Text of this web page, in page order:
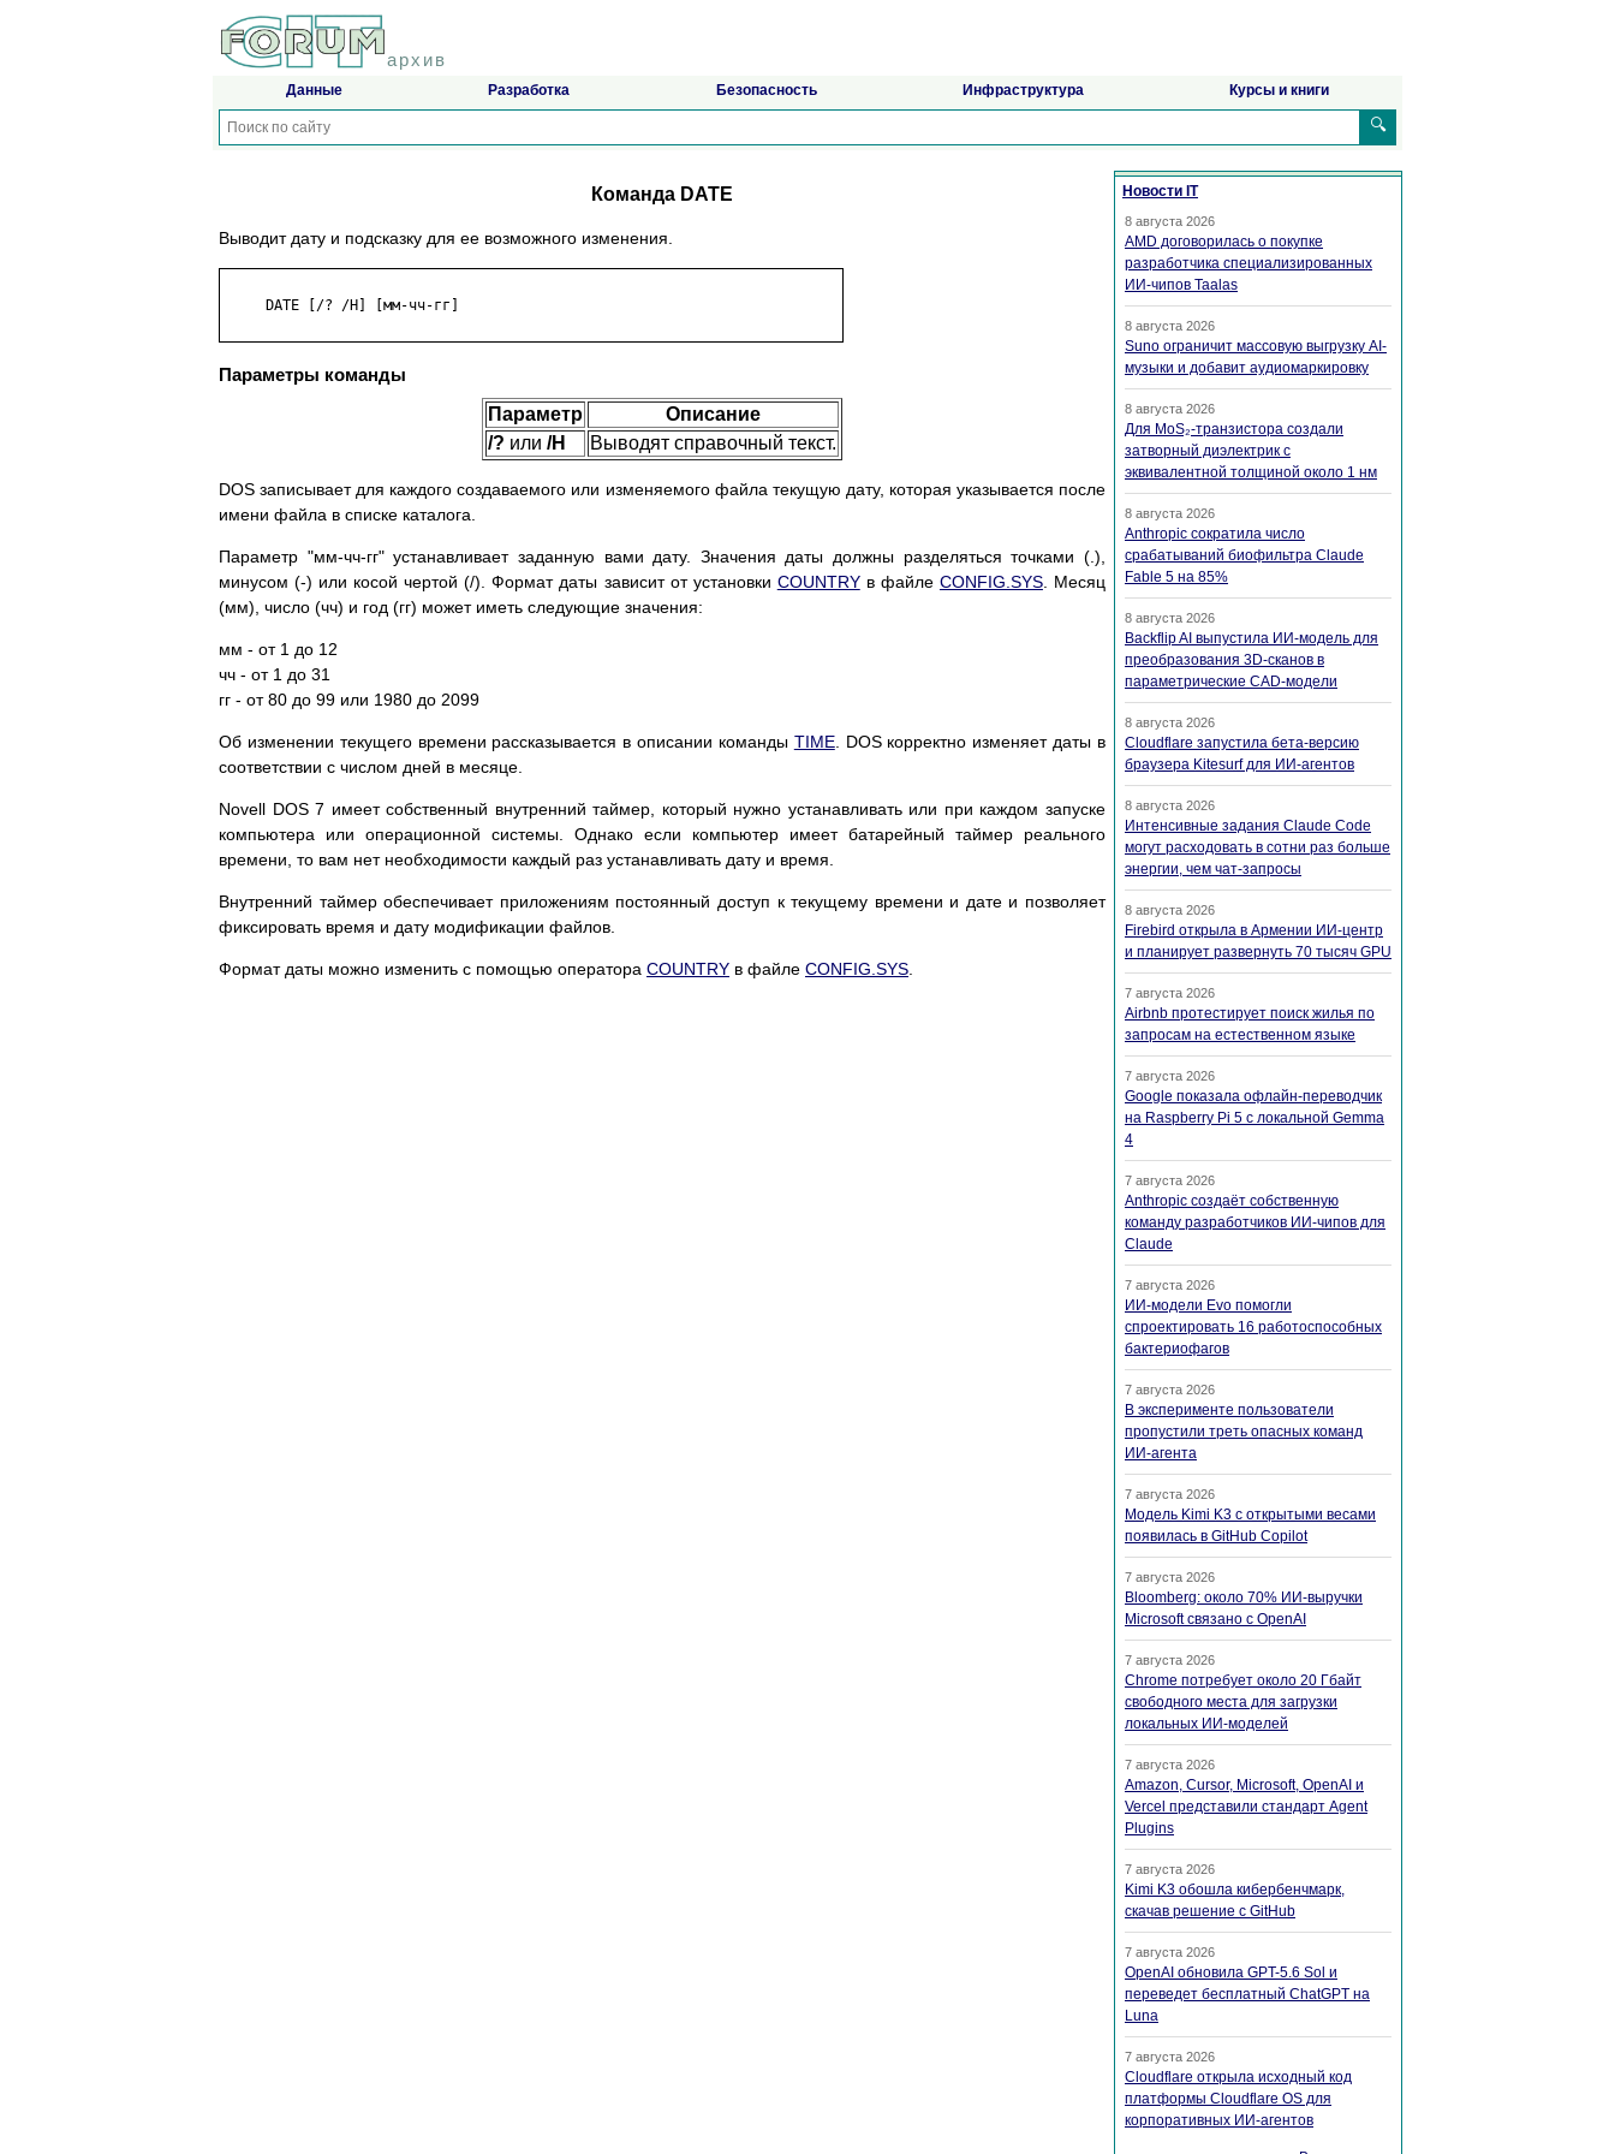
архив
Данные Разработка Безопасность Инфраструктура Курсы и книги
🔍
Команда DATE
Выводит дату и подсказку для ее возможного изменения.
     DATE [/? /H] [мм-чч-гг]
Параметры команды
Параметр
Описание
/? или /H Выводят справочный текст.
DOS записывает для каждого создаваемого или изменяемого файла текущую дату, которая указывается после
имени файла в списке каталога.
Параметр "мм-чч-гг" устанавливает заданную вами дату. Значения даты должны разделяться точками (.),
минусом (-) или косой чертой (/). Формат даты зависит от установки COUNTRYв файле CONFIG.SYS. Месяц
(мм), число (чч) и год (гг) может иметь следующие значения:
мм - от 1 до 12
чч - от 1 до 31
гг - от 80 до 99 или 1980 до 2099
Об изменении текущего времени рассказывается в описании команды TIME. DOS корректно изменяет даты в
соответствии с числом дней в месяце.
Novell DOS 7 имеет собственный внутренний таймер, который нужно устанавливать или при каждом запуске
компьютера или операционной системы. Однако если компьютер имеет батарейный таймер реального
времени, то вам нет необходимости каждый раз устанавливать дату и время.
Внутренний таймер обеспечивает приложениям постоянный доступ к текущему времени и дате и позволяет
фиксировать время и дату модификации файлов.
Формат даты можно изменить с помощью оператора COUNTRY в файле CONFIG.SYS
Новости IT
8 августа 2026
AMD договорилась о покупке
разработчика специализированных
ИИ-чипов Taalas
8 августа 2026
Suno ограничит массовую выгрузку AI-
музыки и добавит аудиомаркировку
8 августа 2026
Для MoS₂-транзистора создали
затворный диэлектрик с
эквивалентной толщиной около 1 нм
8 августа 2026
Anthropic сократила число
срабатываний биофильтра Claude
Fable 5 на 85%
8 августа 2026
Backflip AI выпустила ИИ-модель для
преобразования 3D-сканов в
параметрические CAD-модели
8 августа 2026
Cloudflare запустила бета-версию
браузера Kitesurf для ИИ-агентов
8 августа 2026
Интенсивные задания Claude Code
могут расходовать в сотни раз больше
энергии, чем чат-запросы
8 августа 2026
Firebird открыла в Армении ИИ-центр
и планирует развернуть 70 тысяч GPU
7 августа 2026
Airbnb протестирует поиск жилья по
запросам на естественном языке
7 августа 2026
Google показала офлайн-переводчик
на Raspberry Pi 5 с локальной Gemma
4
7 августа 2026
Anthropic создаёт собственную
команду разработчиков ИИ-чипов для
Claude
7 августа 2026
ИИ-модели Evo помогли
спроектировать 16 работоспособных
бактериофагов
7 августа 2026
В эксперименте пользователи
пропустили треть опасных команд
ИИ-агента
7 августа 2026
Модель Kimi K3 с открытыми весами
появилась в GitHub Copilot
7 августа 2026
Bloomberg: около 70% ИИ-выручки
Microsoft связано с OpenAI
7 августа 2026
Chrome потребует около 20 Гбайт
свободного места для загрузки
локальных ИИ-моделей
7 августа 2026
Amazon, Cursor, Microsoft, OpenAI и
Vercel представили стандарт Agent
Plugins
7 августа 2026
Kimi K3 обошла кибербенчмарк,
скачав решение с GitHub
7 августа 2026
OpenAI обновила GPT-5.6 Sol и
переведет бесплатный ChatGPT на
Luna
7 августа 2026
Cloudflare открыла исходный код
платформы Cloudflare OS для
корпоративных ИИ-агентов